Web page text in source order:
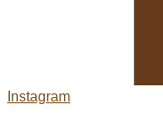
Instagram